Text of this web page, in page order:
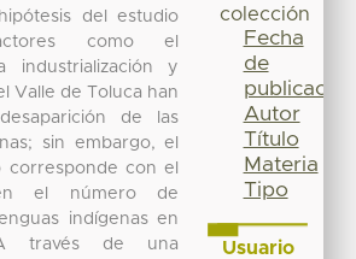
del estudio
como el
industrialización y
Valle de Toluca han
de las
sin embargo, el
corresponde con el
el número de
indígenas en
través de una
colección
Fecha
de
publicación
Autor
Título
Materia
Tipo
Usuario